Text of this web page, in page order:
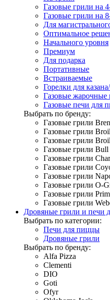
Газовые грили на
Газовые грили на
Для
Оптимальное
Начального уровня
Премиум
Для подарка
Портативные
Встраиваемые
Горелки для
Газовые жарочные
Газовые печи для
Выбрать по бренду:
Газовые грили
Газовые грили
Газовые грили
Газовые грили Bull
Газовые грили
Газовые грили
Газовые грили
Газовые грили O-
Газовые грили
Газовые грили
Дровяные грили и печи
Выбрать по категории:
Печи для пиццы
Дровяные грили
Выбрать по бренду:
Alfa Pizza
Clementi
DIO
Goti
Ofyr